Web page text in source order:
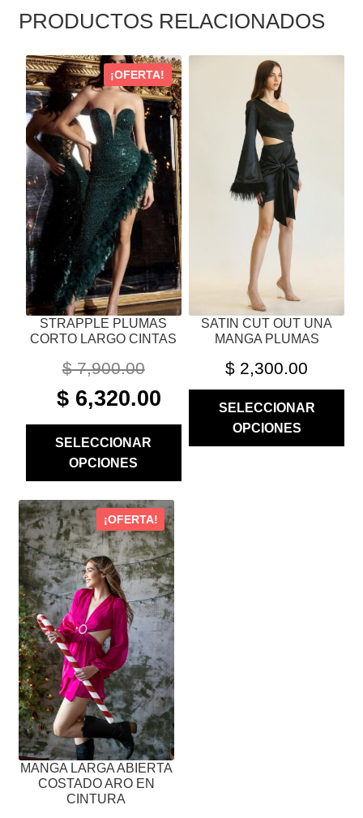
PRODUCTOS RELACIONADOS
STRAPPLE PLUMAS
CORTO LARGO CINTAS
¡OFERTA!
$7,900.00
ORIGINAL
PRICE
$ 7,900.00.
$6,320.00CURRENT
SELECCIONAR
OPCIONES
ESTE
PRODUCTO
TIENE
MÚLTIPLES
VARIANTES.
LAS
OPCIONES
SE
PUEDEN
ELEGIR
EN
LA
PÁGINA
DE
SATIN CUT OUT UNA
MANGA PLUMAS
$ 2,300.00
SELECCIONAR
OPCIONES
PRODUCTO
MÚLTIPLES
VARIANTES.
OPCIONES
DE
MANGA LARGA ABIERTA
COSTADO ARO EN
CINTURA
¡OFERTA!
ESTE
PRODUCTO
TIENE
MÚLTIPLES
VARIANTES.
LAS
OPCIONES
SE
PUEDEN
ELEGIR
EN
LA
PÁGINA
DE
PRODUCTO